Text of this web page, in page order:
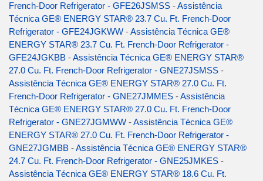
French-Door Refrigerator - GFE26JSMSS -Assistência
Técnica GE® ENERGY STAR® 23.7 Cu. Ft. French-Door
Refrigerator - GFE24JGKWW -Assistência Técnica GE®
ENERGY STAR® 23.7 Cu. Ft. French-Door Refrigerator -
GFE24JGKBB -Assistência Técnica GE® ENERGY STAR®
27.0 Cu. Ft. French-Door Refrigerator - GNE27JSMSS -
Assistência Técnica GE® ENERGY STAR® 27.0 Cu. Ft.
French-Door Refrigerator - GNE27JMMES -Assistência
Técnica GE® ENERGY STAR® 27.0 Cu. Ft. French-Door
Refrigerator - GNE27JGMWW -Assistência Técnica GE®
ENERGY STAR® 27.0 Cu. Ft. French-Door Refrigerator -
GNE27JGMBB -Assistência Técnica GE® ENERGY STAR®
24.7 Cu. Ft. French-Door Refrigerator - GNE25JMKES -
Assistência Técnica GE® ENERGY STAR® 18.6 Cu. Ft.